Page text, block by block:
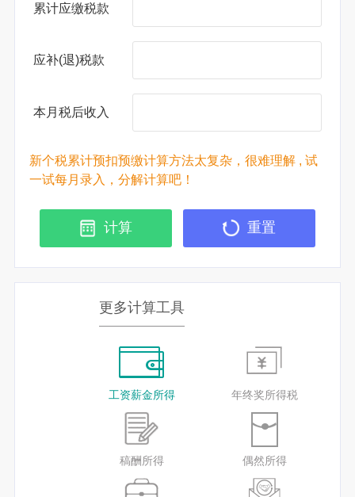
累计应缴税款
应补(退)税款
本月税后收入
新个税累计预扣预缴计算方法太复杂，很难理解 , 试
一试每月录入，分解计算吧！
计算 重置
更多计算工具
工资薪金所得 年终奖所得税
稿酬所得 偶然所得